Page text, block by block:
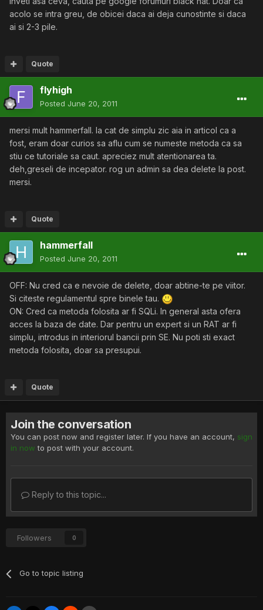
acolo se intra greu, de obicei daca ai deja cunostinte si daca
ai si 2-3 pile.
Quote
flyhigh
Posted June 20, 2011
mersi mult hammerfall. la cat de simplu zic aia in articol ca a
fost, eram doar curios sa aflu cum se numeste metoda ca sa
stiu ce tutoriale sa caut. apreciez mult atentionarea ta.
deh,greseli de incepator. rog un admin sa dea delete la post.
mersi.
Quote
hammerfall
Posted June 20, 2011
OFF: Nu cred ca e nevoie de delete, doar abtine-te pe viitor.
Si citeste regulamentul spre binele tau.
ON: Cred ca metoda folosita ar fi SQLi. In general asta ofera
acces la baza de date. Dar pentru un expert si un RAT ar fi
simplu, introdus in interiorul bancii prin SE. Nu poti sti exact
metoda folosita, doar sa presupui.
Quote
Join the conversation
You can post now and register later. If you have an account, sign
in now to post with your account.
Reply to this topic...
Followers 0
Go to topic listing